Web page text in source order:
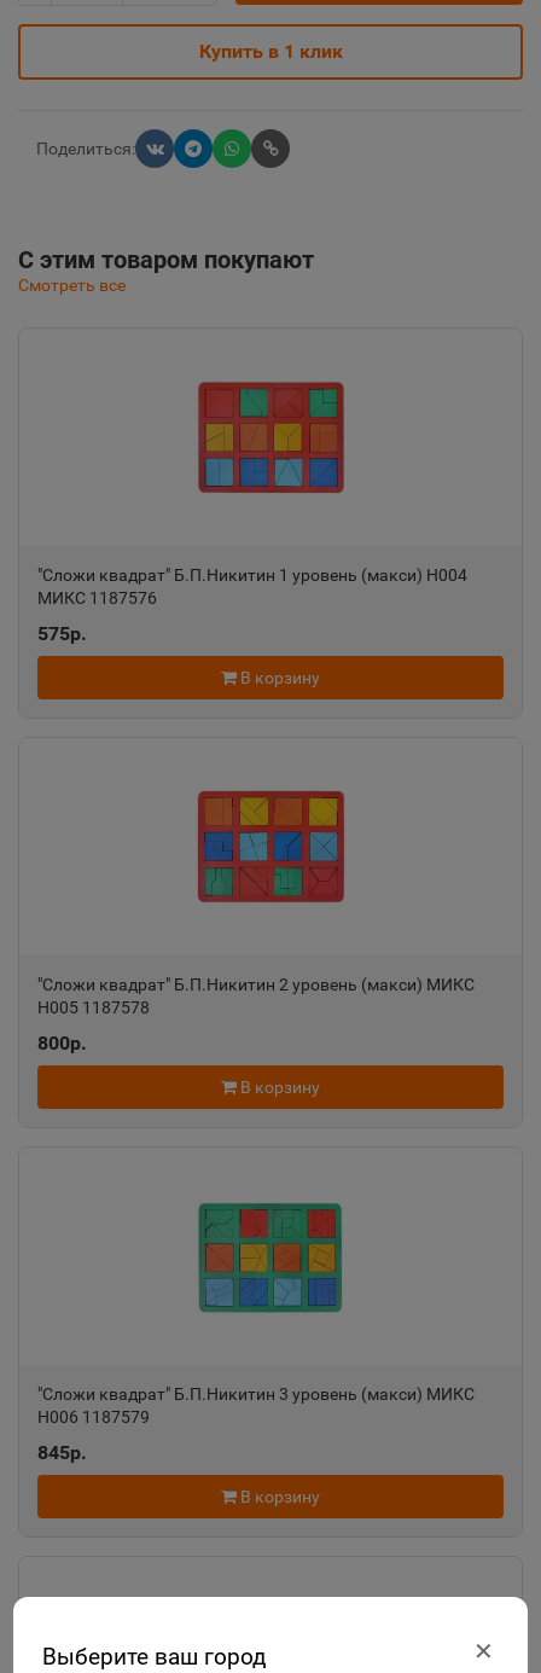
Выберите ваш город ✕
Купить в 1 клик
Поделиться:
С этим товаром покупают
Смотреть все
"Сложи квадрат" Б.П.Никитин 1 уровень (макси) Н004
МИКС 1187576
575р.
В корзину
"Сложи квадрат" Б.П.Никитин 2 уровень (макси) МИКС
Н005 1187578
800р.
В корзину
"Сложи квадрат" Б.П.Никитин 3 уровень (макси) МИКС
Н006 1187579
845р.
В корзину